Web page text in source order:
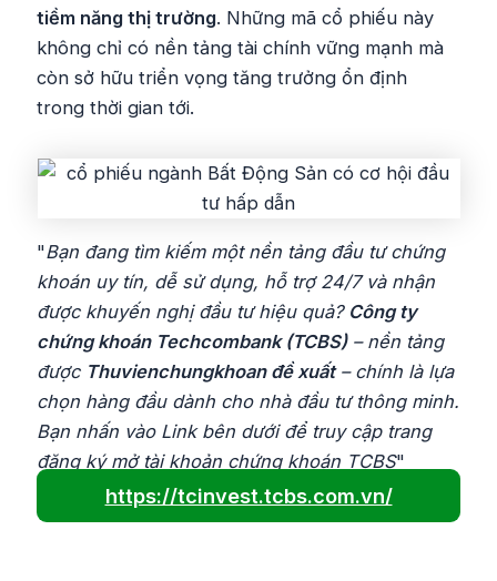
tiềm năng thị trường. Những mã cổ phiếu này
không chỉ có nền tảng tài chính vững mạnh mà
còn sở hữu triển vọng tăng trưởng ổn định
trong thời gian tới.
"Bạn đang tìm kiếm một nền tảng đầu tư chứng
khoán uy tín, dễ sử dụng, hỗ trợ 24/7 và nhận
được khuyến nghị đầu tư hiệu quả? Công ty
chứng khoán Techcombank (TCBS)– nền tảng
được Thuvienchungkhoan đề xuất– chính là lựa
chọn hàng đầu dành cho nhà đầu tư thông minh.
Bạn nhấn vào Link bên dưới để truy cập trang
đăng ký mở tài khoản chứng khoán TCBS"
https://tcinvest.tcbs.com.vn/